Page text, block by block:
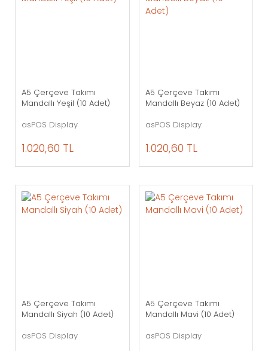
A5 Çerçeve Takımı
Mandallı Yeşil (10 Adet)
asPOS Display
1.020,60 TL
A5 Çerçeve Takımı
Mandallı Beyaz (10 Adet)
asPOS Display
1.020,60 TL
A5 Çerçeve Takımı
Mandallı Siyah (10 Adet)
asPOS Display
A5 Çerçeve Takımı
Mandallı Mavi (10 Adet)
asPOS Display